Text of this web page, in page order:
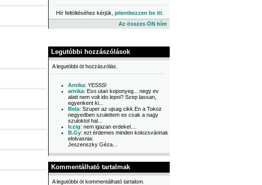
Hír feltöltéséhez kérjük, jelentkezzen be itt
Az összes ÖN híre
Legutóbbi hozzászólások
A legutóbbi öt hozzászólás.
Arnika: YESSS!
arnika: Eso utan koponyeg... negy ev
alatt nem volt ido lepni? Szep lassan,
egyenkent ki...
Bela: Szuper az ujsag cikk.En a Tokoz
negyedben szulettem es csak a nagy
szuloktol hal...
Iczig: nem igazan erdekel....
B.Gy: ezt érdemes minden kolozsvárinak
elolvasnia:
Jeszenszky Géza...
Kommentálható tartalmak
A legutóbbi öt kommentálható tartalom.